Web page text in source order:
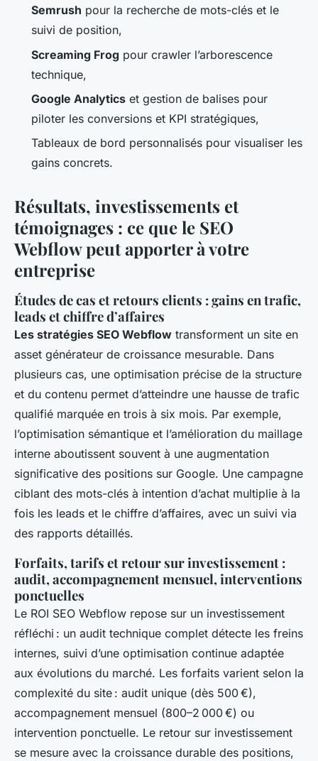
Semrush pour la recherche de mots-clés et le
suivi de position,
Screaming Frog pour crawler l’arborescence
technique,
Google Analytics et gestion de balises pour
piloter les conversions et KPI stratégiques,
Tableaux de bord personnalisés pour visualiser les
gains concrets.
Résultats, investissements et
témoignages : ce que le SEO
Webflow peut apporter à votre
entreprise
Études de cas et retours clients : gains en trafic,
leads et chiffre d’affaires
Les stratégies SEO Webflow transforment un site en
asset générateur de croissance mesurable. Dans
plusieurs cas, une optimisation précise de la structure
et du contenu permet d’atteindre une hausse de trafic
qualifié marquée en trois à six mois. Par exemple,
l’optimisation sémantique et l’amélioration du maillage
interne aboutissent souvent à une augmentation
significative des positions sur Google. Une campagne
ciblant des mots-clés à intention d’achat multiplie à la
fois les leads et le chiffre d’affaires, avec un suivi via
des rapports détaillés.
Forfaits, tarifs et retour sur investissement :
audit, accompagnement mensuel, interventions
ponctuelles
Le ROI SEO Webflow repose sur un investissement
réfléchi : un audit technique complet détecte les freins
internes, suivi d’une optimisation continue adaptée
aux évolutions du marché. Les forfaits varient selon la
complexité du site : audit unique (dès 500 €),
accompagnement mensuel (800–2 000 €) ou
intervention ponctuelle. Le retour sur investissement
se mesure avec la croissance durable des positions,